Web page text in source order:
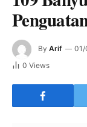
By Arif 01/
0 Views